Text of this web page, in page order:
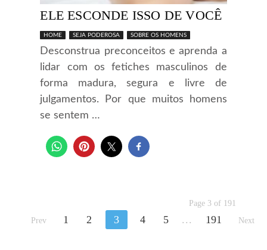
ELE ESCONDE ISSO DE VOCÊ
HOME SEJA PODEROSA SOBRE OS HOMENS
Desconstrua preconceitos e aprenda a
lidar com os fetiches masculinos de
forma madura, segura e livre de
julgamentos. Por que muitos homens
se sentem …
Page 3 of 191
Prev
1 2 3 4 5 ... 191 Next